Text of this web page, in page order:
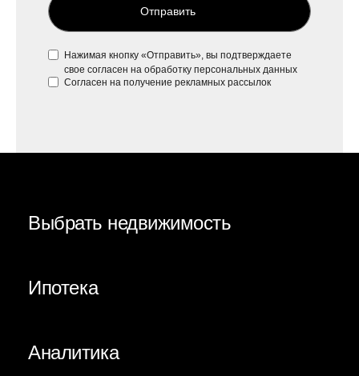
Отправить
Нажимая кнопку «Отправить», вы подтверждаете
свое согласен на обработку персональных данных
Согласен на получение рекламных рассылок
Выбрать недвижимость
Ипотека
Аналитика